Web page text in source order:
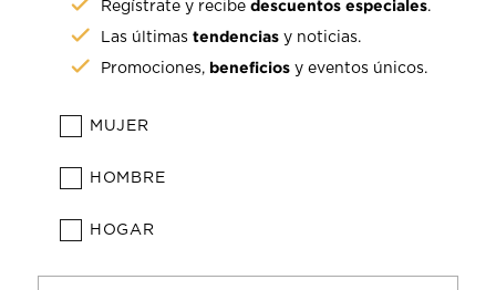
Regístrate y recibedescuentos especiales.
Las últimastendencias y noticias.
Promociones, beneficios y eventos únicos.
MUJER
HOMBRE
HOGAR